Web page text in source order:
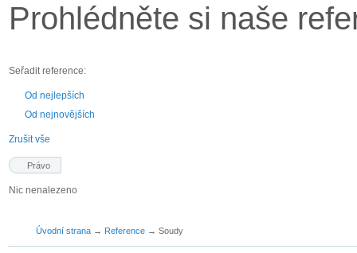
Prohlédněte si naše
Seřadit reference:
Od nejlepších
Od nejnovějších
Zrušit vše
Právo
Nic nenalezeno
Úvodní strana → Reference → Soudy